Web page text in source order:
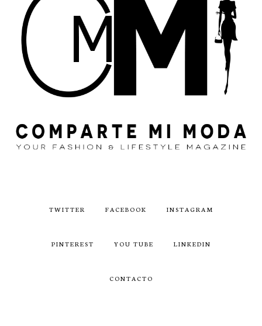
TWITTER FACEBOOK INSTAGRAM
PINTEREST YOU TUBE LINKEDIN
CONTACTO